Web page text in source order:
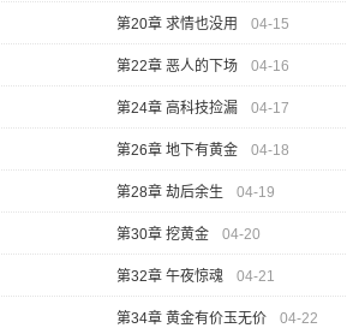
第20章 求情也没用 04-15
第22章 恶人的下场 04-16
第24章 高科技捡漏 04-17
第26章 地下有黄金 04-18
第28章 劫后余生 04-19
第30章 挖黄金 04-20
第32章 午夜惊魂 04-21
第34章 黄金有价玉无价 04-22